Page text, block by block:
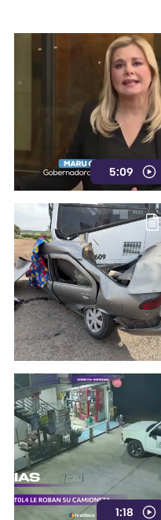
5:09
1:18